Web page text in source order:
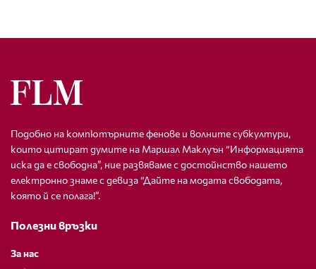
Подобно на компютърните фенове и волните субкултури,
които цитират думите на Маршал Маклуън “Информацията
иска да е свободна”, ние развяваме с достойнство нашето
електронно знаме с девиза “Дайте на модата свободата,
която й се полага!”.
Полезни връзки
За нас